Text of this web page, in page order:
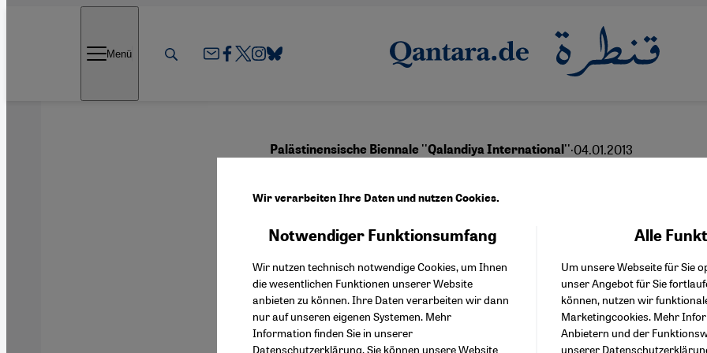
Menü
Palästinensische Biennale ''Qalandiya International''·04.01.2013
Gegen den Strom
Deutsch English عربي
Letzten November fand die erste palästinensische
Wir verarbeiten Ihre Daten und nutzen Cookies.
Notwendiger Funktionsumfang
Wir nutzen technisch notwendige Cookies, um Ihnen
die wesentlichen Funktionen unserer Website
anbieten zu können. Ihre Daten verarbeiten wir dann
nur auf unseren eigenen Systemen. Mehr
Information finden Sie in unserer
Datenschutzerklärung. Sie können unsere Website
Alle
Um unsere Webseite für Sie
unser Angebot für Sie
können, nutzen wir
Marketingcookies. Mehr
Anbietern und der
unserer
Facebook Embed /
Twitter Embed
Instagram Embed
Youtube Embed
Google Maps Embed